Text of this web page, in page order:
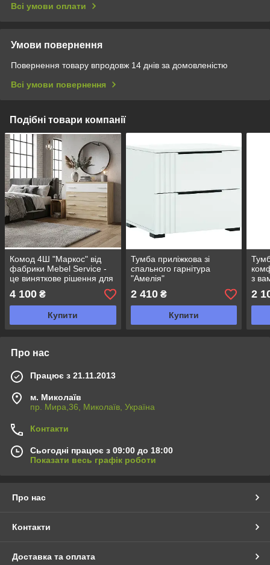
Всі умови оплати
Умови повернення
Повернення товару впродовж 14 днів за домовленістю
Всі умови повернення
Подібні товари компанії
Комод 4Ш "Маркос" від
фабрики Mebel Service -
це виняткове рішення для
вашої спальної кімнати
4 100 ₴
Купити
Тумба приліжкова зі
спального гарнітура
"Амелія"
2 410₴
Купити
з
2
Про нас
Працює з 21.11.2013
м. Миколаїв
пр. Мира,36, Миколаїв, Україна
Контакти
Сьогодні працює з 09:00 до 18:00
Показати весь графік роботи
Про нас
Контакти
Доставка та оплата